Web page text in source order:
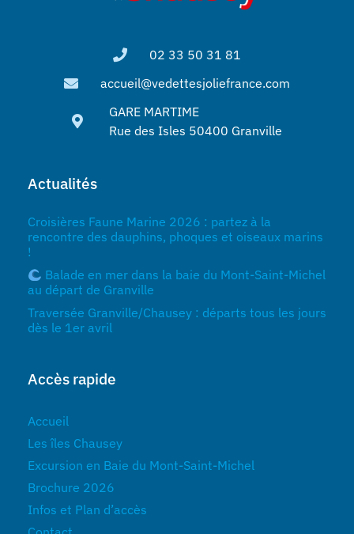
02 33 50 31 81
accueil@vedettesjoliefrance.com
GARE MARTIME
Rue des Isles 50400 Granville
Actualités
Croisières Faune Marine 2026 : partez à la
rencontre des dauphins, phoques et oiseaux marins
!
Balade en mer dans la baie du Mont-Saint-Michel
au départ de Granville
Traversée Granville/Chausey : départs tous les jours
dès le 1er avril
Accès rapide
Accueil
Les îles Chausey
Excursion en Baie du Mont-Saint-Michel
Brochure 2026
Infos et Plan d’accès